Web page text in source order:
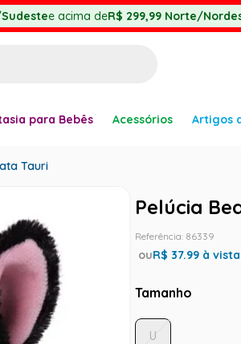
e acima deR$ 299,99 Norte/
para Bebês Acessórios Artigos
Tauri
Pelúcia
Referência: 86339
ouR$ 37.99 à vista
Tamanho
U